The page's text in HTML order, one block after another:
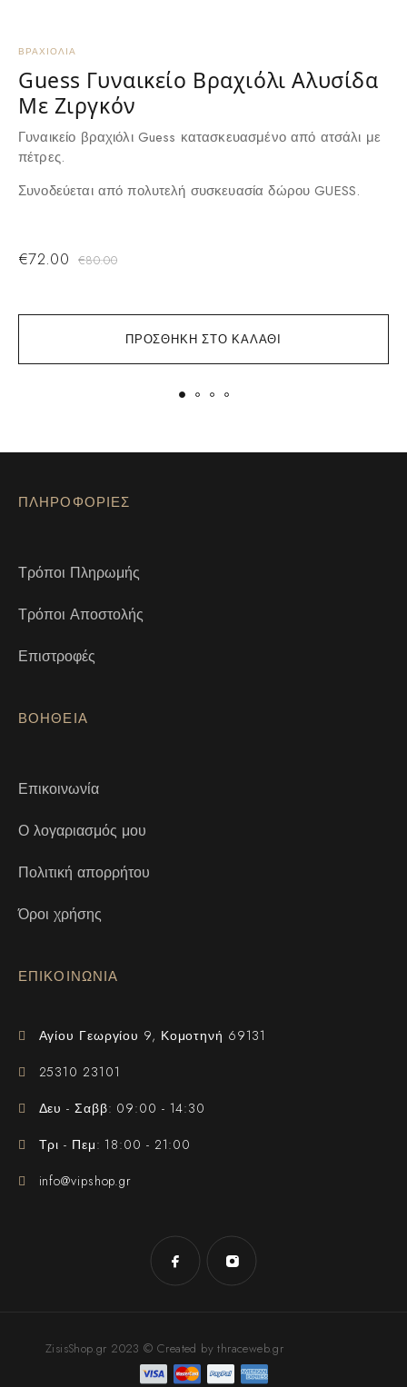
ΠΡΟΣΘΉΚΗ ΣΤΟ ΚΑΛΆΘΙ
ΒΡΑΧΙΌΛΙΑ
Guess Γυναικείο Βραχιόλι Αλυσίδα
Με Ζιργκόν
Γυναικείο βραχιόλι Guess κατασκευασμένο από ατσάλι με
πέτρες.
Συνοδεύεται από πολυτελή συσκευασία δώρου GUESS.
€80.00
€72.00
ΠΛΗΡΟΦΟΡΙΕΣ
Τρόποι Πληρωμής
Τρόποι Αποστολής
Επιστροφές
ΒΟΗΘΕΙΑ
Επικοινωνία
Ο λογαριασμός μου
Πολιτική απορρήτου
Όροι χρήσης
ΕΠΙΚΟΙΝΩΝΙΑ
Αγίου Γεωργίου 9, Κομοτηνή 69131
25310 23101
Δευ - Σαββ: 09:00 - 14:30
Τρι - Πεμ: 18:00 - 21:00
info@vipshop.gr
ZisisShop.gr 2023 © Created by thraceweb.gr